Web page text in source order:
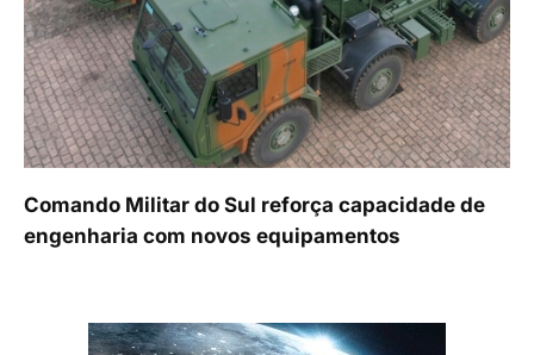
Comando Militar do Sul reforça capacidade de
engenharia com novos equipamentos